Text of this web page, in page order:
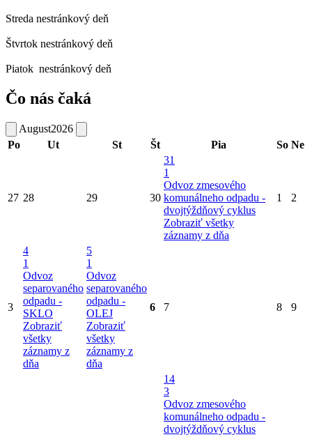
Streda nestránkový deň
Štvrtok nestránkový deň
Piatok nestránkový deň
Čo nás čaká
August2026
Po
Ut St Št Pia So Ne
27 28 29 30
31
1
Odvoz zmesového
komunálneho odpadu -
dvojtýždňový cyklus
Zobraziť všetky
záznamy z dňa
1 2
3
4
1
Odvoz
separovaného
odpadu -
SKLO
Zobraziť
všetky
záznamy z
dňa
5
1
Odvoz
separovaného
odpadu -
OLEJ
Zobraziť
všetky
záznamy z
dňa
6 7 8 9
14
3
Odvoz zmesového
komunálneho odpadu -
dvojtýždňový cyklus